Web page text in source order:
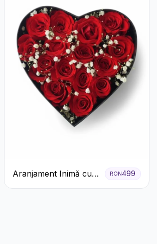
Aranjament Inimă cu
Trandafiri Roșii și
RON499